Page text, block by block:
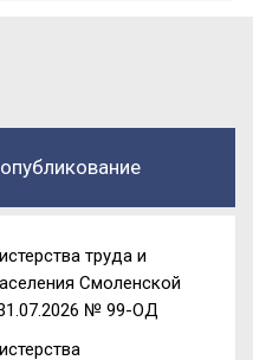
опубликование
труда и
Смоленской
№ 99-ОД